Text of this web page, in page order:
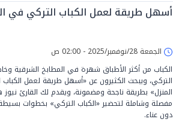
أسهل طريقة لعمل الكباب التركي في
الجمعة 28/نوفمبر/2025 - 02:00 ص
الكباب من أكثر الأطباق شهرة في المطابخ الشرقية
التركي، ويبحث الكثيرون عن «أسهل طريقة لعمل
المنزل» بطريقة ناجحة ومضمونة، ويقدم لك القارئ
مفصلة وشاملة لتحضير «الكباب التركي» بخطوات
دون عناء.